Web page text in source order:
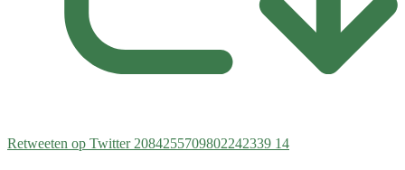
Retweeten op Twitter 2084255709802242339 14